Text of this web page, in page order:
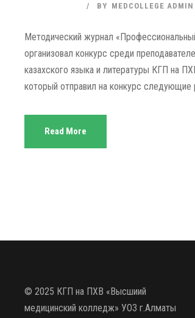
BY MEDCOLLEGE ADMIN
Методический журнал
организовал конкурс среди
казахского языка и литературы КГП на
который отправил на конкурс следующие
Read More
© 2025 КГП на ПХВ «Высшиий
медицинский колледж» УОЗ г.Алматы